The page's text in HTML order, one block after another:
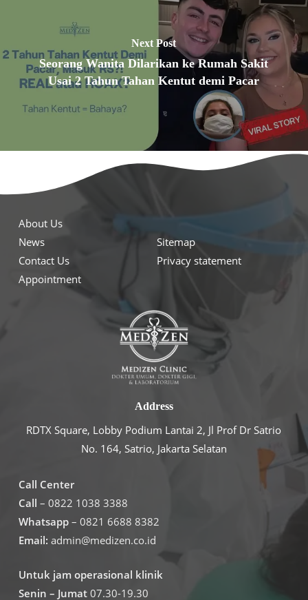
Next Post
Seorang Wanita Dilarikan ke Rumah Sakit
Usai 2 Tahun Tahan Kentut demi Pacar
About Us
News
Contact Us
Appointment
Sitemap
Privacy statement
Address
RDTX Square, Lobby Podium Lantai 2, Jl Prof Dr Satrio
No. 164, Satrio, Jakarta Selatan
Call Center
Call – 0822 1038 3388
Whatsapp – 0821 6688 8382
Email: admin@medizen.co.id
Untuk jam operasional klinik
Senin – Jumat07.30-19.30